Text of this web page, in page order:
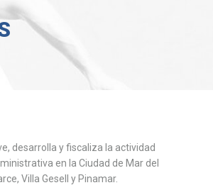
desarrolla y fiscaliza la actividad
en la Ciudad de Mar del
Villa Gesell y Pinamar.